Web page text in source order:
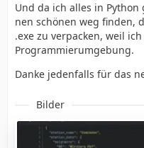
Und da ich alles in
nen schönen weg finden,
.exe zu verpacken, weil
Programmierumgebung.
Danke jedenfalls für das
Bilder